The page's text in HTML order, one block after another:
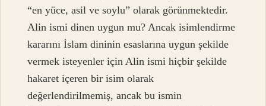
“en yüce, asil ve soylu” olarak görünmektedir.
Alin ismi dinen uygun mu? Ancak isimlendirme
kararını İslam dininin esaslarına uygun şekilde
vermek isteyenler için Alin ismi hiçbir şekilde
hakaret içeren bir isim olarak
değerlendirilmemiş, ancak bu ismin